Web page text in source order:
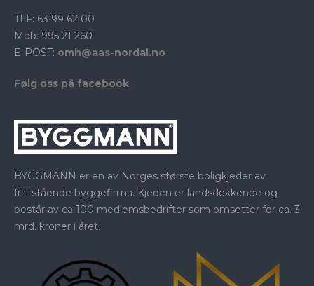
TLF: 63 99 62 00
Mob: 995 21 260
E-POST: omh@aas-nordal.no
Følg oss på facebook
BYGGMANN er en av Norges største boligkjeder av
frittstående byggefirma. Kjeden er landsdekkende og
består av ca 100 medlemsbedrifter som omsetter for ca. 3
mrd. kroner i året.